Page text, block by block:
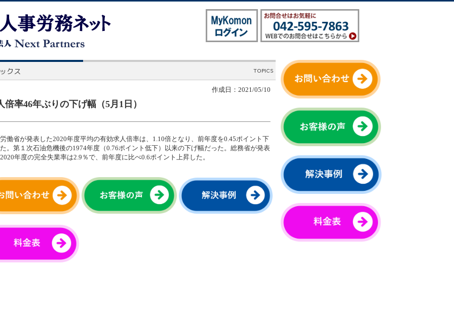
作成日：2021/05/10
倍率46年ぶりの下げ幅（5月1日）
働省が発表した2020年度平均の有効求人倍率は、1.10倍となり、前年度を0.45ポイント下
。第１次石油危機後の1974年度（0.76ポイント低下）以来の下げ幅だった。総務省が発表
年度の完全失業率は2.9％で、前年度に比べ0.6ポイント上昇した。